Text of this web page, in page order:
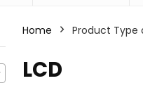
Home Product Type
‎LCD